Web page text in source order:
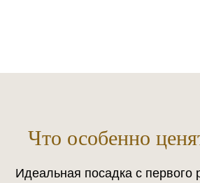
Что особенно
Идеальная посадка с первого